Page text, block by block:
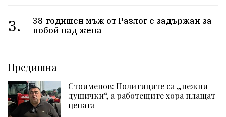
3.
38-годишен мъж от Разлог е задържан за
побой над жена
Предишна
Стоименов: Политиците са „нежни
душички“, а работещите хора плащат
цената